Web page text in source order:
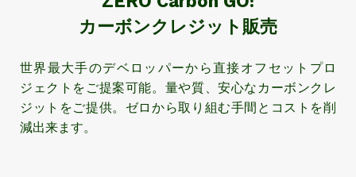
カーボンクレジット販売
世界最大手のデベロッパーから直接オフセットプロ
ジェクトをご提案可能。量や質、安心なカーボンクレ
ジットをご提供。ゼロから取り組む手間とコストを削
減出来ます。